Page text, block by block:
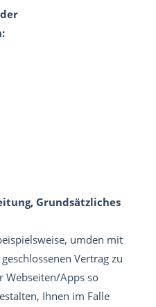
Grundsätzliches
umden mit
Vertrag zu
Webseiten/Apps so
Ihnen im Falle